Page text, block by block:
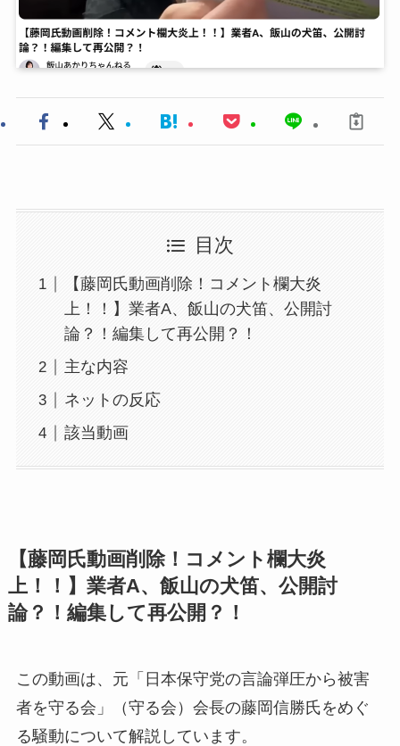
目次
【藤岡氏動画削除！コメント欄大炎
上！！】業者A、飯山の犬笛、公開討
論？！編集して再公開？！
主な内容
ネットの反応
該当動画
【藤岡氏動画削除！コメント欄大炎
上！！】業者A、飯山の犬笛、公開討
論？！編集して再公開？！
この動画は、元「日本保守党の言論弾圧から被害
者を守る会」（守る会）会長の藤岡信勝氏をめぐ
る騒動について解説しています。